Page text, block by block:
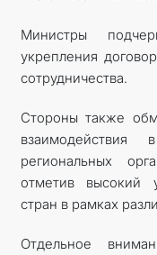
Министры
укрепления
сотрудничества.
Стороны также
региональных
отметив высокий
стран в рамках
Отдельное